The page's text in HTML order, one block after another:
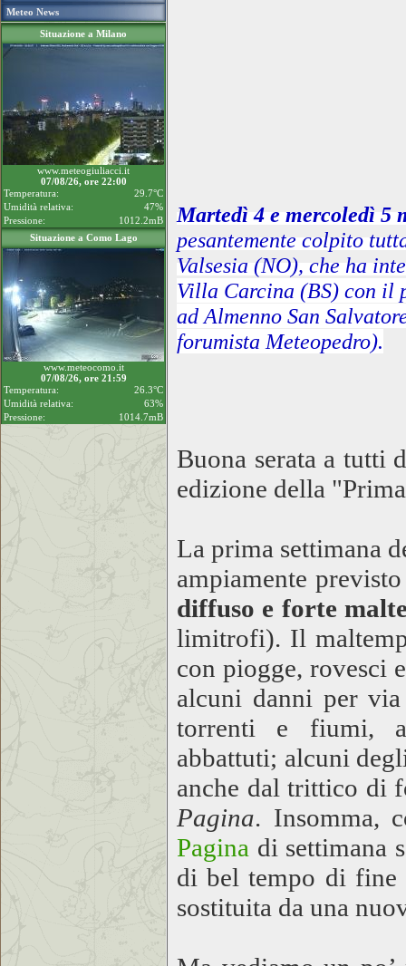
Meteo News
Situazione a Milano
www.meteogiuliacci.it
07/08/26, ore 22:00
Temperatura:
29.7°C
Umidità relativa:
47%
Pressione:
1012.2mB
Situazione a Como Lago
www.meteocomo.it
07/08/26, ore 21:59
Temperatura:
26.3°C
Umidità relativa:
63%
Pressione:
1014.7mB
Martedì 4 e mercoledì 5
pesantemente colpito
Valsesia (NO), che ha
Villa Carcina (BS) con il
ad Almenno San
forumista Meteopedro).
Buona serata a tutti
edizione della
La prima settimana
ampiamente
diffuso e forte
limitrofi). Il
con piogge, rovesci
alcuni danni per
torrenti e fiumi,
abbattuti; alcuni
anche dal trittico di
Pagina. Insomma,
Pagina di settimana
di bel tempo di fine
sostituita da una